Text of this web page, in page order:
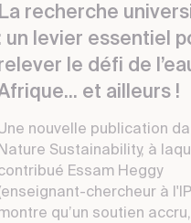
La recherche
un levier essentiel
le défi de
et ailleurs !
nouvelle publication
Nature Sustainability, à
Essam Heggy
chercheur à
qu’un soutien